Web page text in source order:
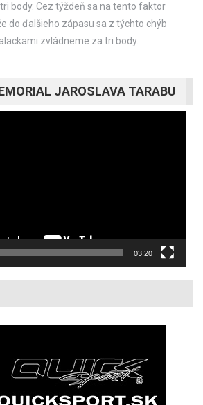
body. Cez týždeň sa na tento faktor
do ďalšieho zápasu sa z týchto chýb
zvládneme za tri body.
JAROSLAVA TARABU
03:20